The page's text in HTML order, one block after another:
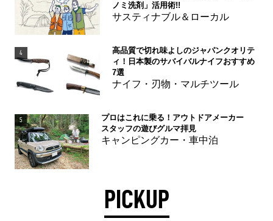
ノミ洗剤」活用術!!
サスティナブル＆ローカル
4
高品質で切れ味よしのジャパンクオリテ
ィ！日本製のサバイバルナイフおすすめ
7選
ナイフ・刃物・マルチツール
5
プロはこれに乗る！アウトドアメーカー
スタッフの遊びグルマ拝見
キャンピングカー・車中泊
PICKUP